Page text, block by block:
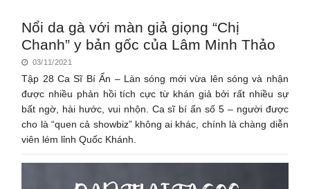
Nổi da gà với màn giả giọng “Chị
Chanh” y bản gốc của Lâm Minh Thảo
03/11/2021
Tập 28 Ca Sĩ Bí Ẩn – Làn sóng mới vừa lên sóng và nhận
được nhiều phản hồi tích cực từ khán giả bởi rất nhiều sự
bất ngờ, hài hước, vui nhộn. Ca sĩ bí ẩn số 5 – người được
cho là “quen cả showbiz” không ai khác, chính là chàng diễn
viên lém lỉnh Quốc Khánh.